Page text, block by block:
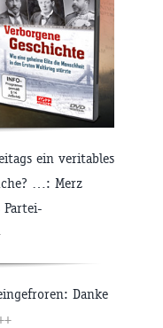
ein veritables
…: Merz
Danke